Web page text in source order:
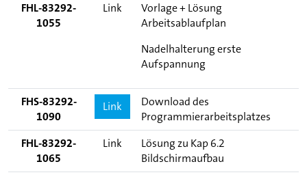
FHL-83292-
1055
Link
Vorlage + Lösung
Arbeitsablaufplan
Nadelhalterung erste
Aufspannung
FHS-83292-
1090
Link
Download des
Programmierarbeitsplatzes
FHL-83292-
1065
Link
Lösung zu Kap 6.2
Bildschirmaufbau